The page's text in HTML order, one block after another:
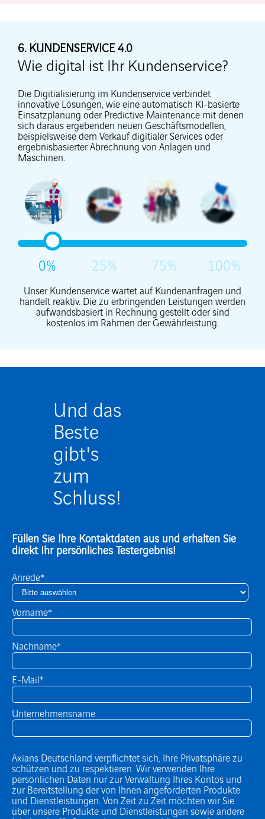
6. KUNDENSERVICE 4.0
Wie digital ist Ihr Kundenservice?
Die Digitialisierung im Kundenservice verbindet
innovative Lösungen, wie eine automatisch KI-basierte
Einsatzplanung oder Predictive Maintenance mit denen
sich daraus ergebenden neuen Geschäftsmodellen,
beispielsweise dem Verkauf digitialer Services oder
ergebnisbasierter Abrechnung von Anlagen und
Maschinen.
0% 25% 75% 100%
Unser Kundenservice wartet auf Kundenanfragen und
handelt reaktiv. Die zu erbringenden Leistungen werden
aufwandsbasiert in Rechnung gestellt oder sind
kostenlos im Rahmen der Gewährleistung.
Und das
Beste
gibt's
zum
Schluss!
Füllen Sie Ihre Kontaktdaten aus und erhalten Sie
direkt Ihr persönliches Testergebnis!
Anrede*
Vorname*
Nachname*
E-Mail *
Unternehmensname
Axians Deutschland verpflichtet sich, Ihre Privatsphäre zu
schützen und zu respektieren. Wir verwenden Ihre
persönlichen Daten nur zur Verwaltung Ihres Kontos und
zur Bereitstellung der von Ihnen angeforderten Produkte
und Dienstleistungen. Von Zeit zu Zeit möchten wir Sie
über unsere Produkte und Dienstleistungen sowie andere